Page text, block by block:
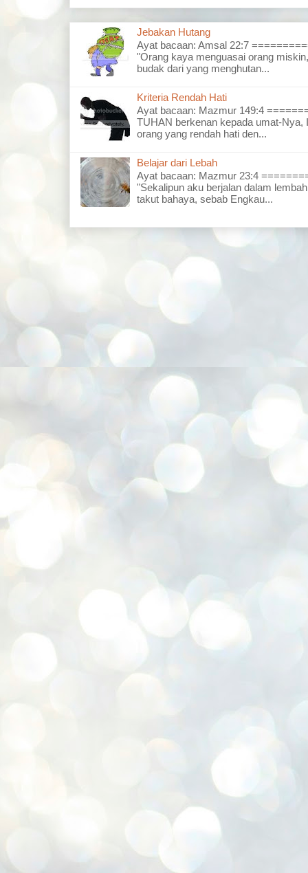
Jebakan Hutang
Ayat bacaan: Amsal 22:7
"Orang kaya menguasai orang
budak dari yang menghutan...
Kriteria Rendah Hati
Ayat bacaan: Mazmur 149:4
TUHAN berkenan kepada umat-Nya,
orang yang rendah hati den...
Belajar dari Lebah
Ayat bacaan: Mazmur 23:4
"Sekalipun aku berjalan dalam
takut bahaya, sebab Engkau...